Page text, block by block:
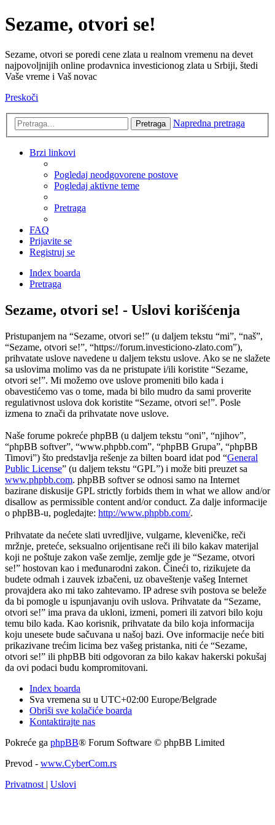
Sezame, otvori se!
Sezame, otvori se poredi cene zlata u realnom vremenu na devet
najpovoljnijih online prodavnica investicionog zlata u Srbiji, štedi
Vaše vreme i Vaš novac
Preskoči
Pretraga Napredna pretraga
Brzi linkovi
Pogledaj neodgovorene postove
Pogledaj aktivne teme
Pretraga
FAQ
Prijavite se
Registruj se
Index boarda
Pretraga
Sezame, otvori se! - Uslovi korišćenja
Pristupanjem na “Sezame, otvori se!” (u daljem tekstu “mi”, “naš”,
“Sezame, otvori se!”, “https://forum.investiciono-zlato.com”),
prihvatate uslove navedene u daljem tekstu uslove. Ako se ne slažete
sa uslovima molimo vas da ne pristupate i/ili koristite “Sezame,
otvori se!”. Mi možemo ove uslove promeniti bilo kada i
obavestićemo vas o tome, mada bi bilo mudro da sami proverite
regulativnost uslova dok koristite “Sezame, otvori se!”. Posle
izmena to znači da prihvatate nove uslove.
Naše forume pokreće phpBB (u daljem tekstu “oni”, “njihov”,
“phpBB softver”, “www.phpbb.com”, “phpBB Grupa”, “phpBB
Timovi”) što predstavlja rešenje za bilten board idat pod “General
Public License” (u daljem tekstu “GPL”) i može biti preuzet sa
www.phpbb.com. phpBB softver se odnosi samo na Internet
bazirane diskusije GPL strictly forbids them in what we allow and/or
disallow as permissible content and/or conduct. Za dalje informacije
o phpBB-u, pogledajte: http://www.phpbb.com/.
Prihvatate da nećete slati uvredljive, vulgarne, kleveničke, reči
mržnje, preteće, seksualno orijentisane reči ili bilo kakav materijal
koji ne poštuje zakon vaše zemlje, zemlje gde je “Sezame, otvori
se!” hostovan kao i međunarodni zakon. Čineći to, rizikujete da
budete odmah i zauvek izbačeni, uz obaveštenje vašeg Internet
provajdera ako mi tako zahtevamo. IP adrese svih postova se beleže
da bi pomogle u ispunjavanju ovih uslova. Prihvatate da “Sezame,
otvori se!” ima prava da ukloni, izmeni, pomeri ili zatvori bilo koju
temu bilo kada. Kao korisnik, prihvatate da bilo koja informacija
koju unesete bude sačuvana u našoj bazi. Ove informacije neće biti
prikazivane trećim licima bez vašeg pristanka, niti će “Sezame,
otvori se!” ili phpBB biti odgovoran za bilo kakav hakerski pokušaj
da ovi podaci budu kompromitovani.
Index boarda
Sva vremena su u UTC+02:00 Europe/Belgrade
Obriši sve kolačiće boarda
Kontaktirajte nas
Pokreće ga phpBB® Forum Software © phpBB Limited
Prevod - www.CyberCom.rs
Privatnost | Uslovi